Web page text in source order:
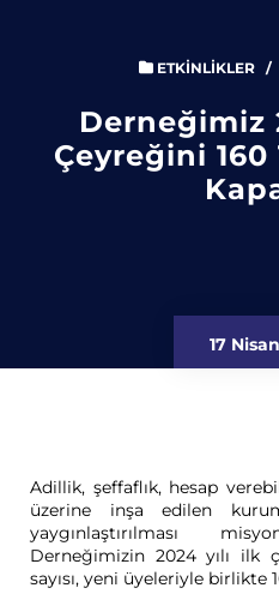
ETKINLIKLER/
Derneğimiz
Çeyreğini
17
Adillik, şeffaflık, hesap
üzerine inşa edilen
yaygınlaştırılması
Derneğimizin 2024 yılı ilk
sayısı, yeni üyeleriyle birlikte